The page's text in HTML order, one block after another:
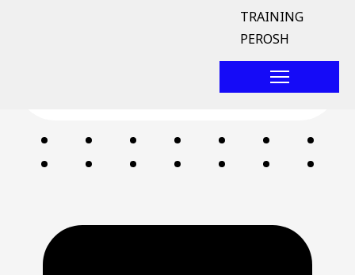
TRAINING
PEROSH
εφαρμογής γεωργικών
φαρμάκων – ΜΕΕΓΦ